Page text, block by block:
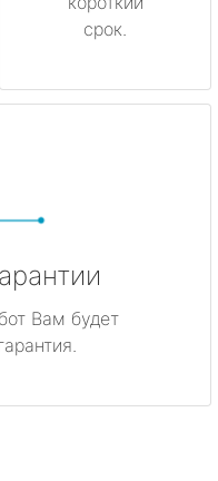
срок.
Вам будет